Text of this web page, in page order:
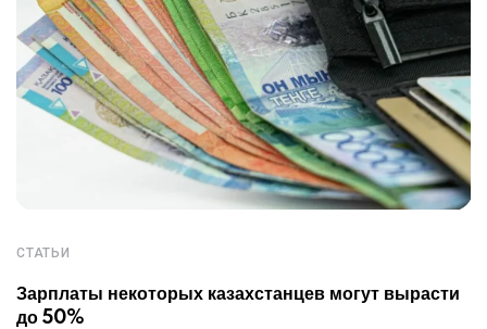
СТАТЬИ
Зарплаты некоторых казахстанцев могут вырасти
до 50%